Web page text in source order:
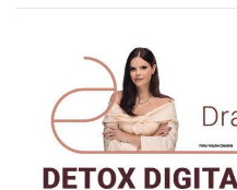
CONOSCO
Desenvolvido
Tecnologia